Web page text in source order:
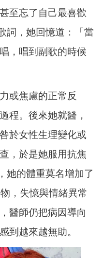
至忘了自己最喜歡
詞，她回憶道：「當
，唱到副歌的時候
或焦慮的正常反
程。後來她就醫，
於女性生理變化或
，於是她服用抗焦
她的體重莫名增加了
，失憶與情緒異常
醫師仍把病因導向
到越來越無助。